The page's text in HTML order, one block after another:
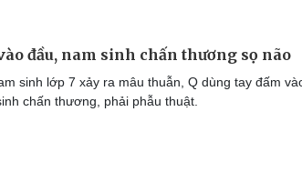
đầu, nam sinh chấn thương sọ não
sinh lớp 7 xảy ra mâu thuẫn, Q dùng tay đấm
chấn thương, phải phẫu thuật.